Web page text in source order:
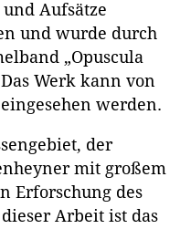
Aufsätze
und wurde durch
„Opuscula
Werk kann von
werden.
der
mit großem
Erforschung des
Arbeit ist das